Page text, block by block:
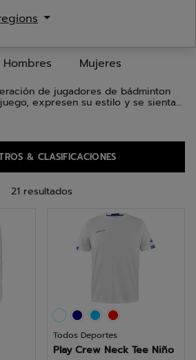
PARA
Hombres Mujeres
de jugadores de bádminton
expresen su estilo y se sientan
& CLASIFICACIONES
21 resultados
Todos Deportes
Play Crew Neck Tee Niño